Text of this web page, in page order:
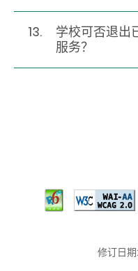
13.
学校可否退出
服务？
修订日